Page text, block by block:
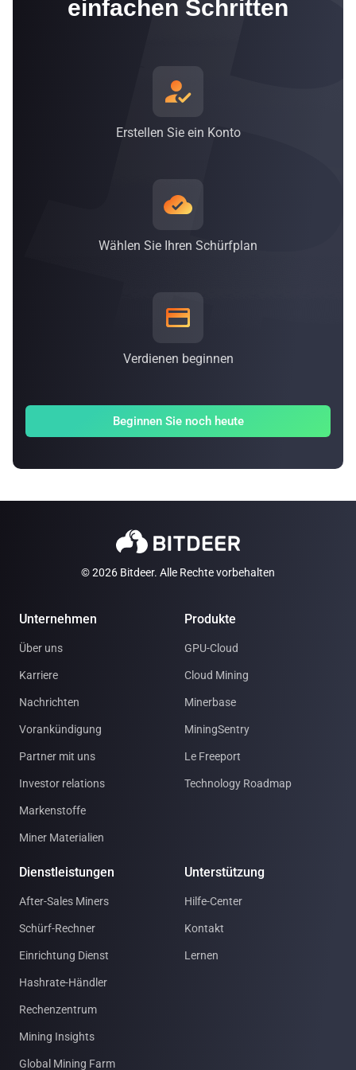
bzw. 62 % mit einem Mix aus erneuerbaren Energien
einfachen Schritten
Erstellen Sie ein Konto
Wählen Sie Ihren Schürfplan
Verdienen beginnen
Beginnen Sie noch heute
© 2026 Bitdeer. Alle Rechte vorbehalten
Unternehmen
Über uns
Karriere
Nachrichten
Vorankündigung
Partner mit uns
Investor relations
Markenstoffe
Miner Materialien
Produkte
GPU-Cloud
Cloud Mining
Minerbase
MiningSentry
Le Freeport
Technology Roadmap
Dienstleistungen
After-Sales Miners
Schürf-Rechner
Einrichtung Dienst
Hashrate-Händler
Rechenzentrum
Mining Insights
Global Mining Farm
Unterstützung
Hilfe-Center
Kontakt
Lernen